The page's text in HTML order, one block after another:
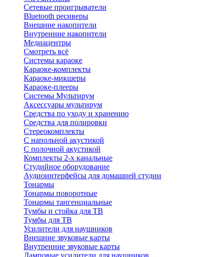
Сетевые проигрыватели
Bluetooth ресиверы
Внешние накопители
Внутренние накопители
Медиацентры
Смотреть всё
Системы караоке
Караоке-комплекты
Караоке-микшеры
Караоке-плееры
Системы Мультирум
Аксессуары мультирум
Средства по уходу и хранению
Средства для полировки
Стереокомплекты
C напольной акустикой
C полочной акустикой
Комплекты 2-х канальные
Студийное оборудование
Аудиоинтерфейсы для домашней студии
Тонармы
Тонармы поворотные
Тонармы тангенциальные
Тумбы и стойка для ТВ
Тумбы для ТВ
Усилители для наушников
Внешние звуковые карты
Внутренние звуковые карты
Ламповые усилители для наушников